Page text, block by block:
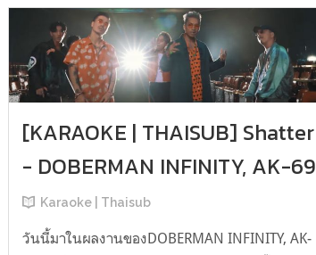
[KARAOKE | THAISUB] Shatter
- DOBERMAN INFINITY, AK-69
Karaoke | Thaisub
วันนี้มาในผลงานของDOBERMAN INFINITY, AK-